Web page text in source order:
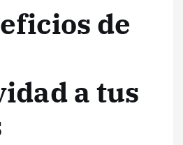
de
a tus